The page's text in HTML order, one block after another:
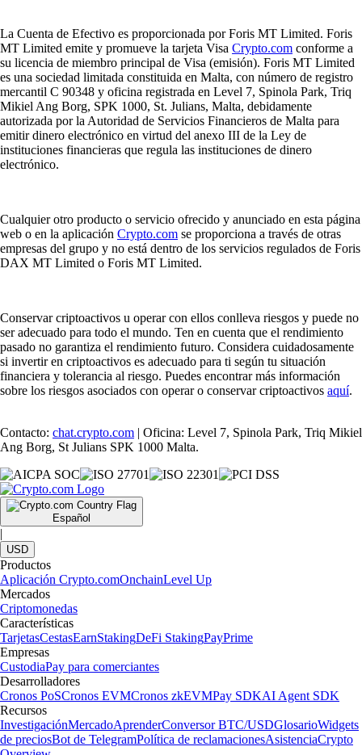
La Cuenta de Efectivo es proporcionada por Foris MT Limited. Foris
MT Limited emite y promueve la tarjeta Visa Crypto.com conforme a
su licencia de miembro principal de Visa (emisión). Foris MT Limited
es una sociedad limitada constituida en Malta, con número de registro
mercantil C 90348 y oficina registrada en Level 7, Spinola Park, Triq
Mikiel Ang Borg, SPK 1000, St. Julians, Malta, debidamente
autorizada por la Autoridad de Servicios Financieros de Malta para
emitir dinero electrónico en virtud del anexo III de la Ley de
instituciones financieras que regula las instituciones de dinero
electrónico.
Cualquier otro producto o servicio ofrecido y anunciado en esta página
web o en la aplicación Crypto.com se proporciona a través de otras
empresas del grupo y no está dentro de los servicios regulados de Foris
DAX MT Limited o Foris MT Limited.
Conservar criptoactivos u operar con ellos conlleva riesgos y puede no
ser adecuado para todo el mundo. Ten en cuenta que el rendimiento
pasado no garantiza el rendimiento futuro. Considera cuidadosamente
si invertir en criptoactivos es adecuado para ti según tu situación
financiera y tolerancia al riesgo. Puedes encontrar más información
sobre los riesgos asociados con operar o conservar criptoactivos aquí.
Contacto: chat.crypto.com | Oficina: Level 7, Spinola Park, Triq Mikiel
Ang Borg, St Julians SPK 1000 Malta.
Español
|
USD
Productos
Aplicación Crypto.comOnchainLevel Up
Mercados
Criptomonedas
Características
TarjetasCestasEarnStakingDeFi StakingPayPrime
Empresas
CustodiaPay para comerciantes
Desarrolladores
Cronos PoSCronos EVMCronos zkEVMPay SDKAI Agent SDK
Recursos
InvestigaciónMercadoAprenderConversor BTC/USDGlosarioWidgets
de preciosBot de TelegramPolítica de reclamacionesAsistenciaCrypto